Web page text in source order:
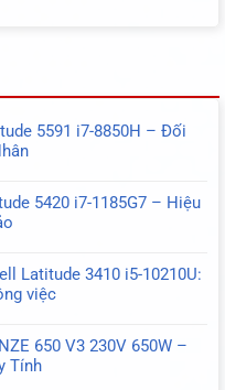
5591 i7-8850H – Đối
5420 i7-1185G7 – Hiệu
Latitude 3410 i5-10210U:
việc
650 V3 230V 650W –
Tính